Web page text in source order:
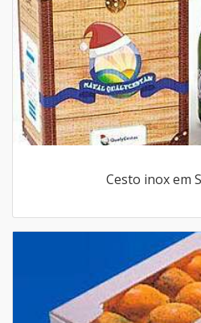
Cesto inox em